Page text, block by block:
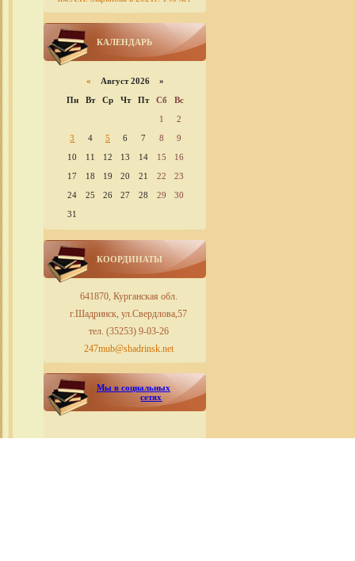
КАЛЕНДАРЬ
« Август 2026 »
Пн
Вт Ср Чт Пт Сб
Вс
1
2
3
4 5 6 7 8
9
10
11 12 13 14 15
16
17
18 19 20 21 22
23
24
25 26 27 28 29
30
31
КООРДИНАТЫ
641870, Курганская обл.
г.Шадринск, ул.Свердлова,57
тел. (35253) 9-03-26
247mub@shadrinsk.net
Мы в социальных
сетях